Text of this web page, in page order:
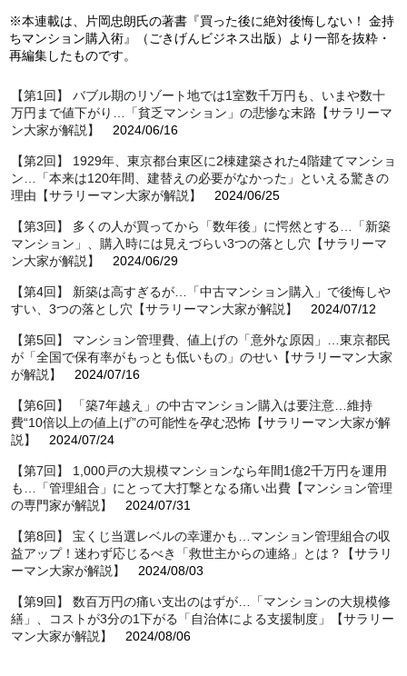
※本連載は、片岡忠朗氏の著書『買った後に絶対後悔しない！ 金持
ちマンション購入術』（ごきげんビジネス出版）より一部を抜粋・
再編集したものです。
【第1回】 バブル期のリゾート地では1室数千万円も、いまや数十
万円まで値下がり…「貧乏マンション」の悲惨な末路【サラリーマ
ン大家が解説】
2024/06/16
【第2回】 1929年、東京都台東区に2棟建築された4階建てマンショ
ン…「本来は120年間、建替えの必要がなかった」といえる驚きの
理由【サラリーマン大家が解説】
2024/06/25
【第3回】 多くの人が買ってから「数年後」に愕然とする…「新築
マンション」、購入時には見えづらい3つの落とし穴【サラリーマ
ン大家が解説】
2024/06/29
【第4回】 新築は高すぎるが…「中古マンション購入」で後悔しや
すい、3つの落とし穴【サラリーマン大家が解説】
2024/07/12
【第5回】 マンション管理費、値上げの「意外な原因」…東京都民
が「全国で保有率がもっとも低いもの」のせい【サラリーマン大家
が解説】
2024/07/16
【第6回】 「築7年越え」の中古マンション購入は要注意…維持
費“10倍以上の値上げ”の可能性を孕む恐怖【サラリーマン大家が解
説】
2024/07/24
【第7回】 1,000戸の大規模マンションなら年間1億2千万円を運用
も…「管理組合」にとって大打撃となる痛い出費【マンション管理
の専門家が解説】
2024/07/31
【第8回】 宝くじ当選レベルの幸運かも…マンション管理組合の収
益アップ！迷わず応じるべき「救世主からの連絡」とは？【サラリ
ーマン大家が解説】
2024/08/03
【第9回】 数百万円の痛い支出のはずが…「マンションの大規模修
繕」、コストが3分の1下がる「自治体による支援制度」【サラリー
マン大家が解説】
2024/08/06